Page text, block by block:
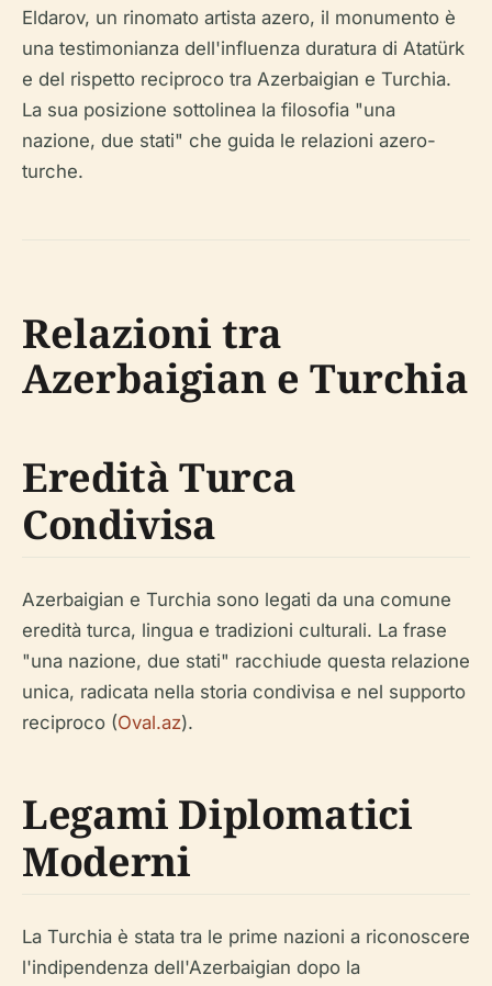
Eldarov, un rinomato artista azero, il monumento è
una testimonianza dell'influenza duratura di Atatürk
e del rispetto reciproco tra Azerbaigian e Turchia.
La sua posizione sottolinea la filosofia "una
nazione, due stati" che guida le relazioni azero-
turche.
Relazioni tra
Azerbaigian e Turchia
Eredità Turca
Condivisa
Azerbaigian e Turchia sono legati da una comune
eredità turca, lingua e tradizioni culturali. La frase
"una nazione, due stati" racchiude questa relazione
unica, radicata nella storia condivisa e nel supporto
reciproco (Oval.az).
Legami Diplomatici
Moderni
La Turchia è stata tra le prime nazioni a riconoscere
l'indipendenza dell'Azerbaigian dopo la